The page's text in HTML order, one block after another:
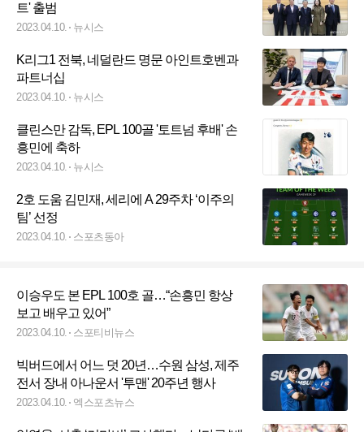
트' 출범
2023.04.10. 뉴시스
K리그1 전북, 네덜란드 명문 아인트호벤과
파트너십
2023.04.10. 뉴시스
클린스만 감독, EPL 100골 '토트넘 후배' 손
흥민에 축하
2023.04.10. 뉴시스
2호 도움 김민재, 세리에 A 29주차 ‘이주의
팀’ 선정
2023.04.10. 스포츠동아
이승우도 본 EPL 100호 골…“손흥민 항상
보고 배우고 있어”
2023.04.10. 스포티비뉴스
빅버드에서 어느 덧 20년…수원 삼성, 제주
전서 장내 아나운서 '투맨' 20주년 행사
2023.04.10. 엑스포츠뉴스